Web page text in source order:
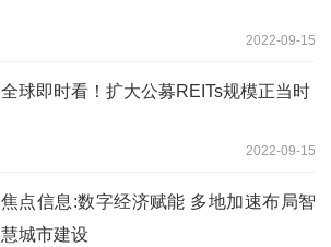
2022-09-15
全球即时看！扩大公募REITs规模正当时
2022-09-15
焦点信息:数字经济赋能 多地加速布局智
慧城市建设